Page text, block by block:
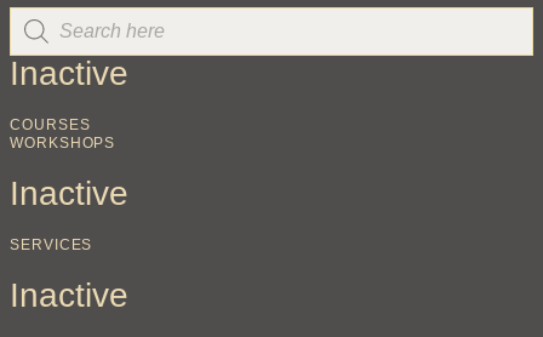
Inactive
COURSES
WORKSHOPS
Inactive
SERVICES
Inactive